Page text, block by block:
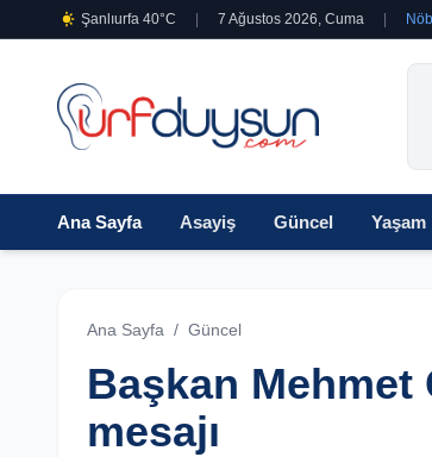
Şanlıurfa 40°C 7 Ağustos 2026, Cuma
Ana Sayfa Asayiş Güncel Yaşam
Ana Sayfa / Güncel
Başkan Mehmet
mesajı